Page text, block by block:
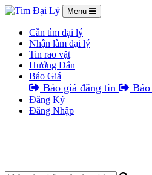
Menu
Cần tìm đại lý
Nhận làm đại lý
Tin rao vặt
Hướng Dẫn
Báo Giá
Báo giá đăng tin
Đăng Ký
Đăng Nhập